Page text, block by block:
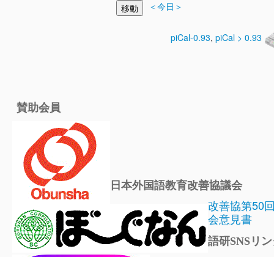
＜今日＞
piCal-0.93, piCal > 0.93
賛助会員
日本外国語教育改善協議会
改善協第50
会意見書
語研SNSリ